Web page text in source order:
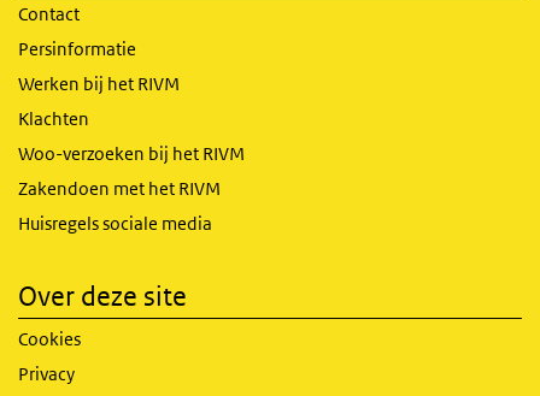
Contact
Persinformatie
Werken bij het RIVM
Klachten
Woo-verzoeken bij het RIVM
Zakendoen met het RIVM
Huisregels sociale media
Over deze site
Cookies
Privacy